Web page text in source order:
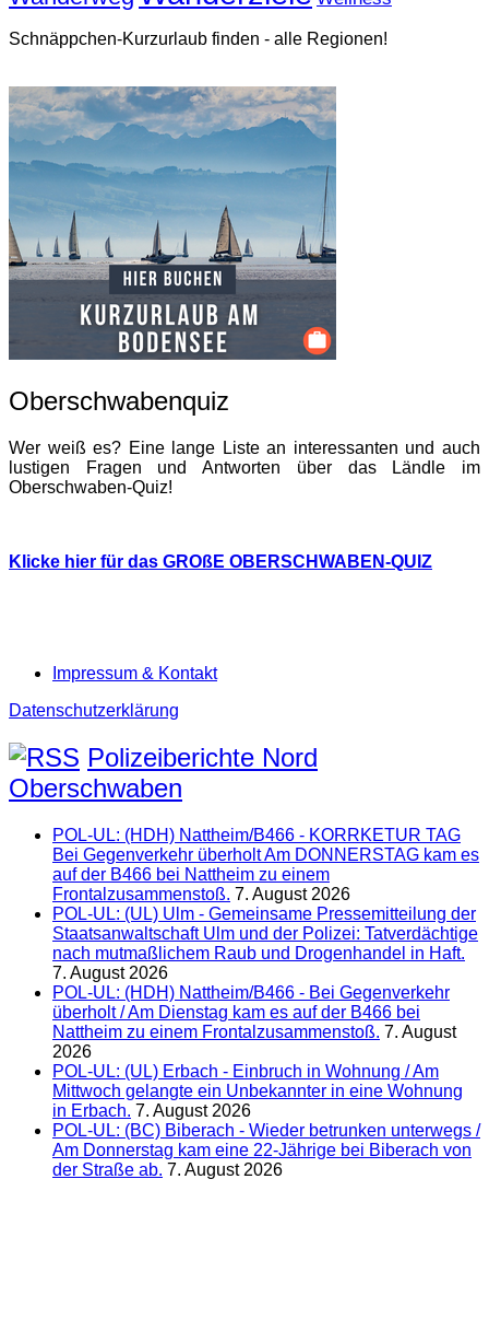
Schnäppchen-Kurzurlaub finden - alle Regionen!
Oberschwabenquiz
Wer weiß es? Eine lange Liste an interessanten und auch
lustigen Fragen und Antworten über das Ländle im
Oberschwaben-Quiz!
Klicke hier für das GROßE OBERSCHWABEN-QUIZ
Impressum & Kontakt
Datenschutzerklärung
Polizeiberichte Nord
Oberschwaben
POL-UL: (HDH) Nattheim/B466 - KORRKETUR TAG
Bei Gegenverkehr überholt Am DONNERSTAG kam es
auf der B466 bei Nattheim zu einem
Frontalzusammenstoß. 7. August 2026
POL-UL: (UL) Ulm - Gemeinsame Pressemitteilung der
Staatsanwaltschaft Ulm und der Polizei: Tatverdächtige
nach mutmaßlichem Raub und Drogenhandel in Haft.
7. August 2026
POL-UL: (HDH) Nattheim/B466 - Bei Gegenverkehr
überholt / Am Dienstag kam es auf der B466 bei
Nattheim zu einem Frontalzusammenstoß. 7. August
2026
POL-UL: (UL) Erbach - Einbruch in Wohnung / Am
Mittwoch gelangte ein Unbekannter in eine Wohnung
in Erbach. 7. August 2026
POL-UL: (BC) Biberach - Wieder betrunken unterwegs /
Am Donnerstag kam eine 22-Jährige bei Biberach von
der Straße ab. 7. August 2026